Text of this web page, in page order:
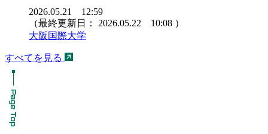
2026.05.21 12:59
（最終更新日： 2026.05.22 10:08 ）
大阪国際大学
すべてを見る